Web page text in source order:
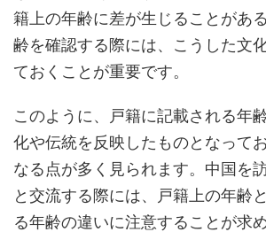
籍上の年齢に差が生じることがあ
齢を確認する際には、こうした文
ておくことが重要です。
このように、戸籍に記載される年
化や伝統を反映したものとなって
なる点が多く見られます。中国を
と交流する際には、戸籍上の年齢
る年齢の違いに注意することが求